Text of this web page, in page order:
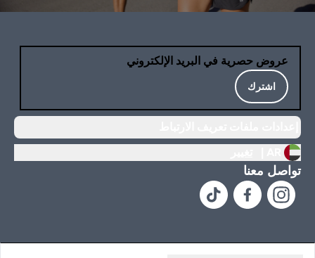
عروض حصرية في البريد الإلكتروني
اشترك
تواصل معنا